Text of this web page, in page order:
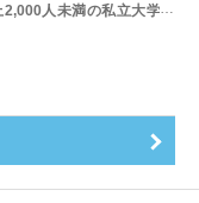
人未満の私立大学で
率は26.5%（前年比＋
学でも10位にランクイン